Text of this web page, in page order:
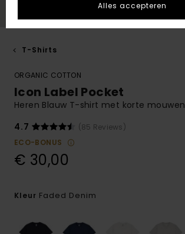
T-Shirts
ORGANIC COTTON
Icon Label Pocket
Heren Blauw T-shirt met korte mouwen
4.7
(85 Reviews)
ECO-BONUS
€ 30,00
Kleur Faded Denim
Alles accepteren